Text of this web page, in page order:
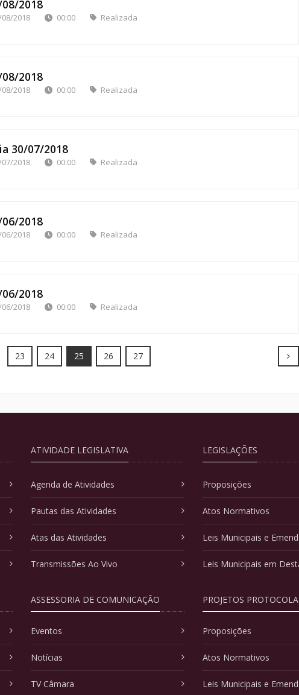
2018
08/2018 00:00 Realizada
2018
2018 00:00 Realizada
30/07/2018
2018 00:00 Realizada
2018
2018 00:00 Realizada
2018
06/2018 00:00 Realizada
23 24 25 26 27
ATIVIDADE LEGISLATIVA
Agenda de Atividades
Pautas das Atividades
Atas das Atividades
Transmissões Ao Vivo
ASSESSORIA DE COMUNICAÇÃO
Eventos
Notícias
TV Câmara
LEGISLAÇÕES
Proposições
Atos Normativos
Leis Municipais e
Leis Municipais em
PROJETOS
Proposições
Atos Normativos
Leis Municipais e